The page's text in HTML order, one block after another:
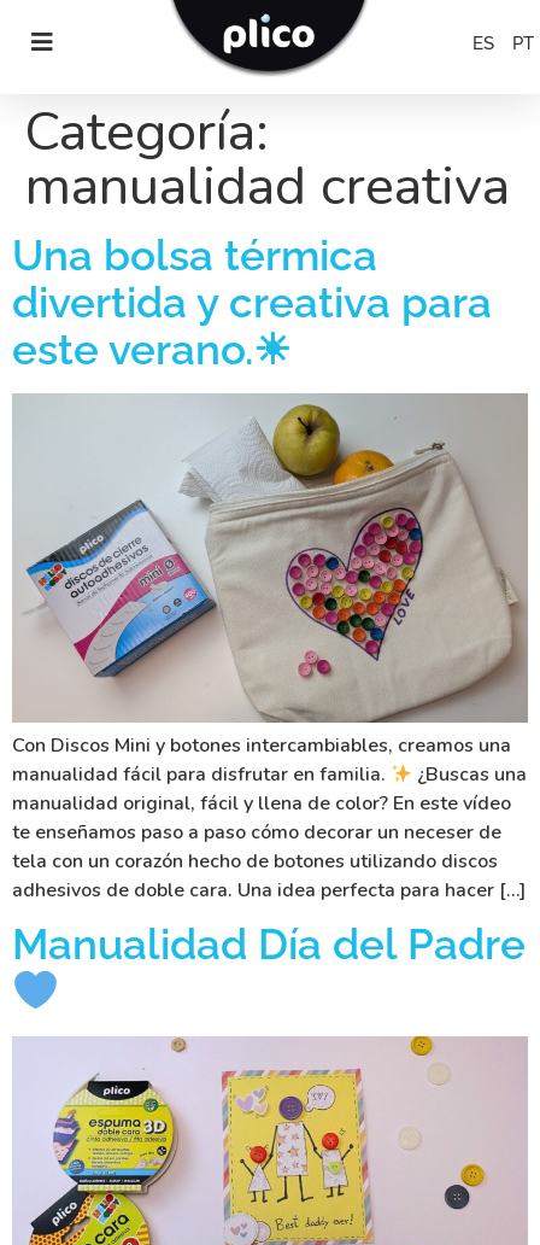
ES PT
Categoría:
manualidad creativa
Una bolsa térmica
divertida y creativa para
este verano.☀
Con Discos Mini y botones intercambiables, creamos una
manualidad fácil para disfrutar en familia.
¿Buscas una
manualidad original, fácil y llena de color? En este vídeo
te enseñamos paso a paso cómo decorar un neceser de
tela con un corazón hecho de botones utilizando discos
adhesivos de doble cara. Una idea perfecta para hacer […]
Manualidad Día del Padre